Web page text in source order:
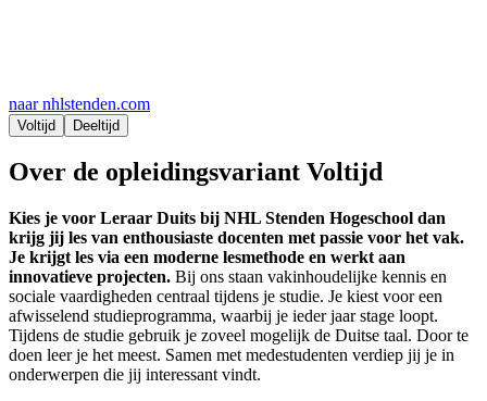
naar nhlstenden.com
Voltijd Deeltijd
Over de opleidingsvariant Voltijd
Kies je voor Leraar Duits bij NHL Stenden Hogeschool dan
krijg jij les van enthousiaste docenten met passie voor het vak.
Je krijgt les via een moderne lesmethode en werkt aan
innovatieve projecten. Bij ons staan vakinhoudelijke kennis en
sociale vaardigheden centraal tijdens je studie. Je kiest voor een
afwisselend studieprogramma, waarbij je ieder jaar stage loopt.
Tijdens de studie gebruik je zoveel mogelijk de Duitse taal. Door te
doen leer je het meest. Samen met medestudenten verdiep jij je in
onderwerpen die jij interessant vindt.